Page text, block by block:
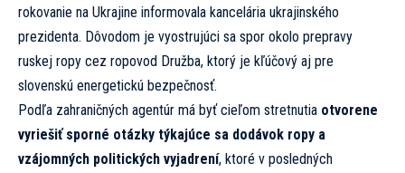
rokovanie na Ukrajine informovala kancelária ukrajinského
prezidenta. Dôvodom je vyostrujúci sa spor okolo prepravy
ruskej ropy cez ropovod Družba, ktorý je kľúčový aj pre
slovenskú energetickú bezpečnosť.
Podľa zahraničných agentúr má byť cieľom stretnutia otvorene
vyriešiť sporné otázky týkajúce sa dodávok ropy a
vzájomných politických vyjadrení, ktoré v posledných